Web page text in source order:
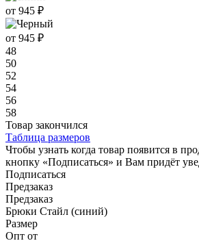
от 945 ₽
от 945 ₽
48
50
52
54
56
58
Товар закончился
Таблица размеров
Чтобы узнать когда товар появится в
кнопку «Подписаться» и Вам придёт
Подписаться
Предзаказ
Предзаказ
Брюки Стайл (синий)
Размер
Опт от